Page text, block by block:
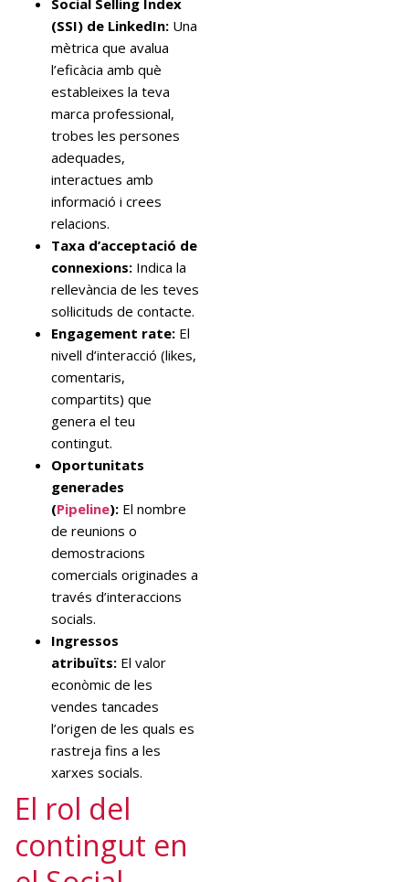
(SSI) de LinkedIn: Una
mètrica que avalua
l’eficàcia amb què
estableixes la teva
marca professional,
trobes les persones
adequades,
interactues amb
informació i crees
relacions.
Taxa d’acceptació de
connexions: Indica la
rellevància de les teves
sol·licituds de contacte.
Engagement rate: El
nivell d’interacció (likes,
comentaris,
compartits) que
genera el teu
contingut.
Oportunitats
generades
(Pipeline): El nombre
de reunions o
demostracions
comercials originades a
través d’interaccions
socials.
Ingressos
atribuïts: El valor
econòmic de les
vendes tancades
l’origen de les quals es
rastreja fins a les
xarxes socials.
El rol del
contingut en